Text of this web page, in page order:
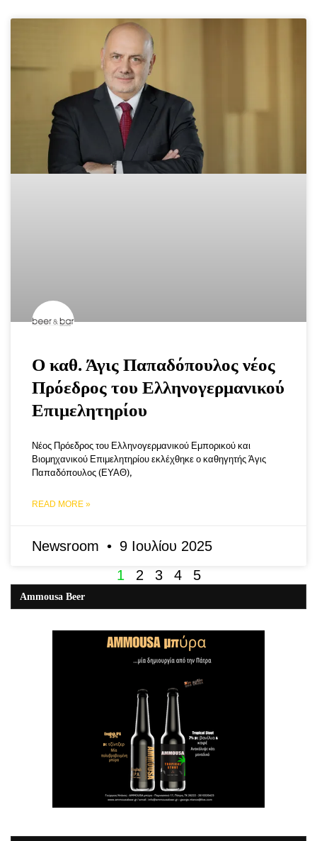
Ο καθ. Άγις Παπαδόπουλος νέος
Πρόεδρος του Ελληνογερμανικού
Επιμελητηρίου
Νέος Πρόεδρος του Ελληνογερμανικού Εμπορικού και
Βιομηχανικού Επιμελητηρίου εκλέχθηκε ο καθηγητής Άγις
Παπαδόπουλος (ΕΥΑΘ),
READ MORE »
Newsroom
9 Ιουλίου 2025
1
2 3 4 5
Ammousa Beer